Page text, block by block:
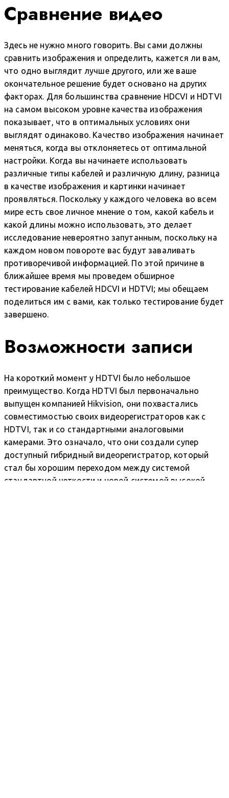
Сравнение видео
Здесь не нужно много говорить. Вы сами должны
сравнить изображения и определить, кажется ли вам,
что одно выглядит лучше другого, или же ваше
окончательное решение будет основано на других
факторах. Для большинства сравнение HDCVI и HDTVI
на самом высоком уровне качества изображения
показывает, что в оптимальных условиях они
выглядят одинаково. Качество изображения начинает
меняться, когда вы отклоняетесь от оптимальной
настройки. Когда вы начинаете использовать
различные типы кабелей и различную длину, разница
в качестве изображения и картинки начинает
проявляться. Поскольку у каждого человека во всем
мире есть свое личное мнение о том, какой кабель и
какой длины можно использовать, это делает
исследование невероятно запутанным, поскольку на
каждом новом повороте вас будут заваливать
противоречивой информацией. По этой причине в
ближайшее время мы проведем обширное
тестирование кабелей HDCVI и HDTVI; мы обещаем
поделиться им с вами, как только тестирование будет
завершено.
Возможности записи
На короткий момент у HDTVI было небольшое
преимущество. Когда HDTVI был первоначально
выпущен компанией Hikvision, они похвастались
совместимостью своих видеорегистраторов как с
HDTVI, так и со стандартными аналоговыми
камерами. Это означало, что они создали супер
доступный гибридный видеорегистратор, который
стал бы хорошим переходом между системой
стандартной четкости и новой системой высокой